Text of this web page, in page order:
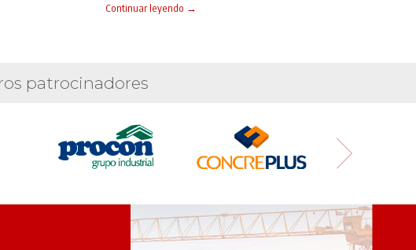
Continuar leyendo →
patrocinadores